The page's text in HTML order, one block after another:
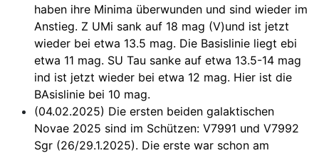
haben ihre Minima überwunden und sind wieder im
Anstieg. Z UMi sank auf 18 mag (V)und ist jetzt
wieder bei etwa 13.5 mag. Die Basislinie liegt ebi
etwa 11 mag. SU Tau sanke auf etwa 13.5-14 mag
ind ist jetzt wieder bei etwa 12 mag. Hier ist die
BAsislinie bei 10 mag.
(04.02.2025) Die ersten beiden galaktischen
Novae 2025 sind im Schützen: V7991 und V7992
Sgr (26/29.1.2025). Die erste war schon am